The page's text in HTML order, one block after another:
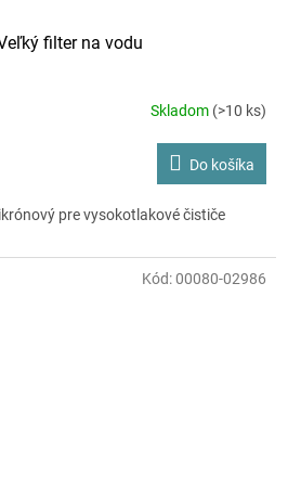
filter na vodu
Skladom (>10 ks)
Do košíka
pre vysokotlakové čističe
Kód:00080-02986